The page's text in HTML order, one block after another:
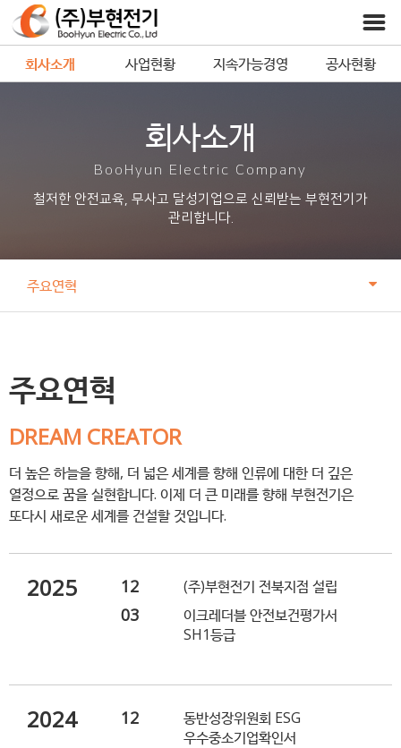
회사소개 사업현황 지속가능경영 공사현황
회사소개
BooHyun Electric Company
철저한 안전교육, 무사고 달성기업으로 신뢰받는 부현전기가
관리합니다.
주요연혁
주요연혁
DREAM CREATOR
더 높은 하늘을 향해, 더 넓은 세계를 향해 인류에 대한 더 깊은
열정으로 꿈을 실현합니다. 이제 더 큰 미래를 향해 부현전기은
또다시 새로운 세계를 건설할 것입니다.
2025 12 (주)부현전기 전북지점 설립
03
이크레더블 안전보건평가서
SH1등급
2024 12
동반성장위원회 ESG
우수중소기업확인서